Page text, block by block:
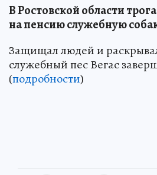
В Ростовской области
на пенсию служебную
Защищал людей и
служебный пес Вегас
(подробности)